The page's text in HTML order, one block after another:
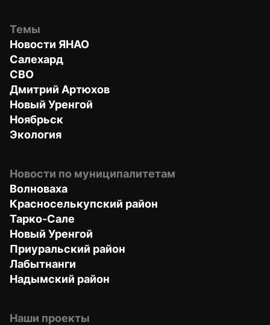
Темы
Новости ЯНАО
Салехард
СВО
Дмитрий Артюхов
Новый Уренгой
Ноябрьск
Экология
Новости по муниципалитетам
Волноваха
Красноселькупский район
Тарко-Сале
Новый Уренгой
Приуральский район
Лабытнанги
Надымский район
Наши проекты